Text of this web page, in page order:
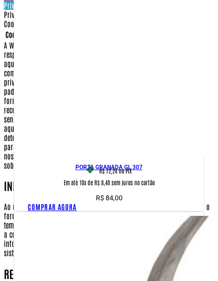
PORTA GRANADA GL 307
R$ 72,24no PIX
Em até 10x de R$ 8,40 sem juros no cartão
R$ 84,00
COMPRAR AGORA
Privacy & Cookie policy
Privacy & Cookies policy
Cookies list
Cookie name
A Warfare.com.br sempre construiu sua imagem baseada na proteção e no
respeito aos direitos de seus consumidores.
aqui nossa Política de Privacidade e Segurança para que, ao realizar sua
compra conosco, você tenha sempre a certeza de que o sigilo e a
privacidade de seus dados serão respeitados dentro dos mais rigorosos
padrões de segurança na internet.
fornecido por você, seja no momento da compra ou no cadastramento para
receber algum dos nossos serviços, será guardado em nossos arquivos, não
sendo fornecido a terceiros para nenhuma outra utilização que não seja
aquela à qual você fez opção.
determinam nossa Política de Privacidade e Segurança e envie um e-mail
para
nossos procedimentos, ou caso você deseje reportar alguma falha nossa
sobre este assunto.
INFORMAÇÕES COLETADAS
Ao realizar uma compra em nosso site pela primeira vez, será necessário o
fornecimento de algumas informações suas, que ficarão guardadas
temporariamente em nosso servidor de dados, até que possamos processar
a compra e o envio de seus produtos. Após o envio de sua encomenda, as
informações financeiras serão automaticamente eliminadas do nosso
sistema, só permanecendo seus dados cadastrais.]
RECEBIMENTO